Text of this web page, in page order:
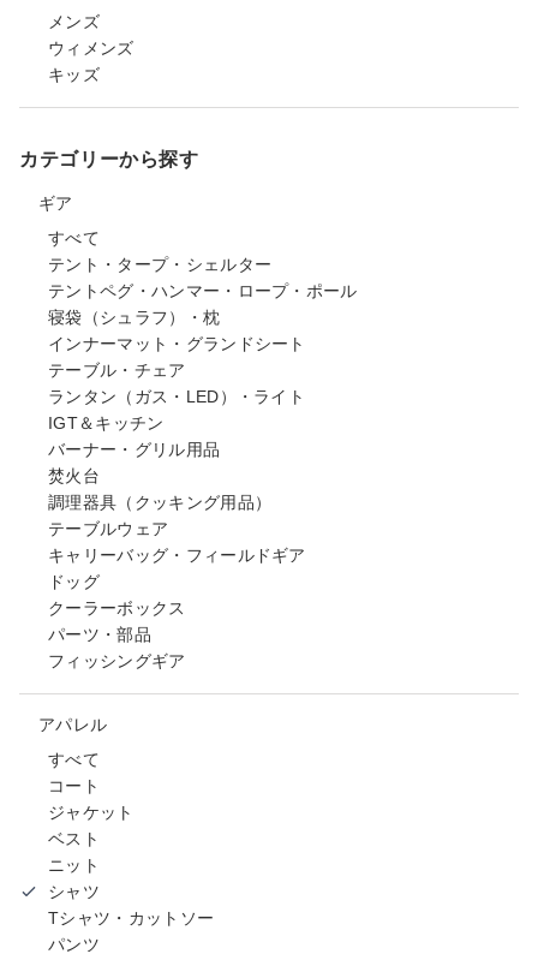
メンズ
ウィメンズ
キッズ
カテゴリーから探す
ギア
すべて
テント・タープ・シェルター
テントペグ・ハンマー・ロープ・ポール
寝袋（シュラフ）・枕
インナーマット・グランドシート
テーブル・チェア
ランタン（ガス・LED）・ライト
IGT＆キッチン
バーナー・グリル用品
焚火台
調理器具（クッキング用品）
テーブルウェア
キャリーバッグ・フィールドギア
ドッグ
クーラーボックス
パーツ・部品
フィッシングギア
アパレル
すべて
コート
ジャケット
ベスト
ニット
シャツ
Tシャツ・カットソー
パンツ